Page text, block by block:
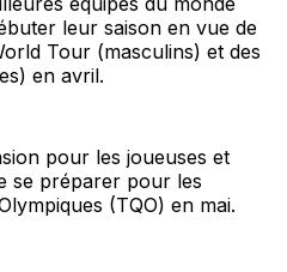
leur saison en vue de
Tour (masculins) et des
en avril.
pour les joueuses et
se préparer pour les
(TQO) en mai.